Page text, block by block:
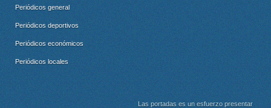
Periódicos general
Periódicos deportivos
Periódicos económicos
Periódicos locales
Las portadas es un esfuerzo presentar